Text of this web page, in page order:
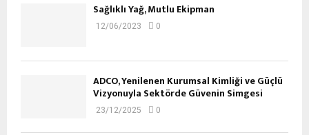
Sağlıklı Yağ, Mutlu Ekipman
12/06/2023 0
ADCO, Yenilenen Kurumsal Kimliği ve Güçlü
Vizyonuyla Sektörde Güvenin Simgesi
23/12/2025 0